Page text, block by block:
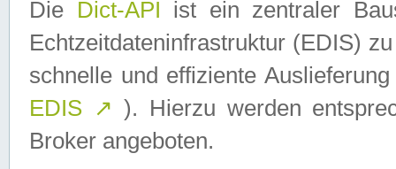
Die Dict-API ist ein zentraler
Echtzeitdateninfrastruktur (EDIS)
schnelle und effiziente
EDIS ↗ ). Hierzu werden
Broker angeboten.